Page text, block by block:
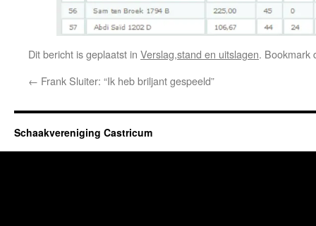
Dit bericht is geplaatst in Verslag,stand en uitslagen. Bookmark
← Frank Sluiter: “Ik heb briljant gespeeld”
Schaakvereniging Castricum